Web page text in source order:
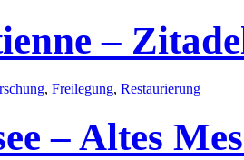
–
, Freilegung, Restaurierung
– Altes